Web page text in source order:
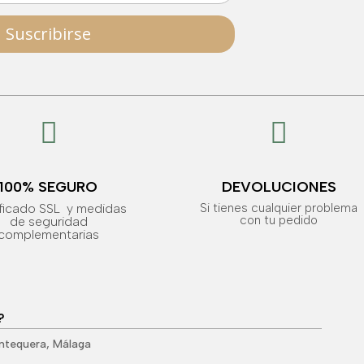
Suscribirse

100% SEGURO
SSL y medidas
de seguridad

DEVOLUCIONES
Si tienes cualquier problema
con tu pedido
Málaga